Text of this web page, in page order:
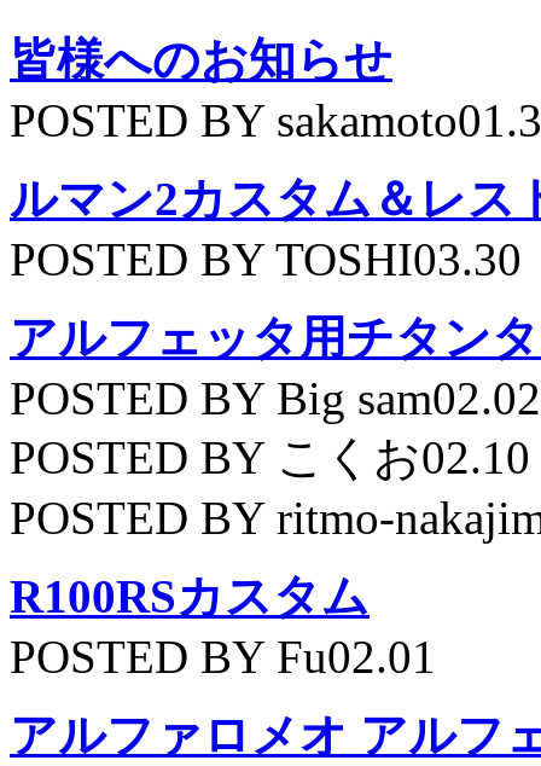
皆様へのお知らせ
POSTED BY
ルマン2カスタム＆レス
POSTED BY TOSHI03.30
アルフェッタ用チタン
POSTED BY Big sam02.02
POSTED BY こくお02.10
POSTED BY ritmo-
R100RSカスタム
POSTED BY Fu02.01
アルファロメオ アルフ